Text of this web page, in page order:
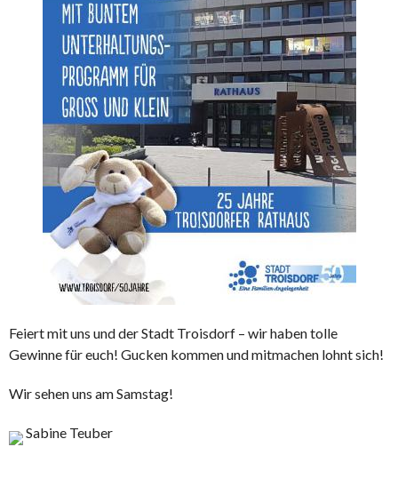
Feiert mit uns und der Stadt Troisdorf – wir haben tolle
Gewinne für euch! Gucken kommen und mitmachen lohnt sich!
Wir sehen uns am Samstag!
Sabine Teuber